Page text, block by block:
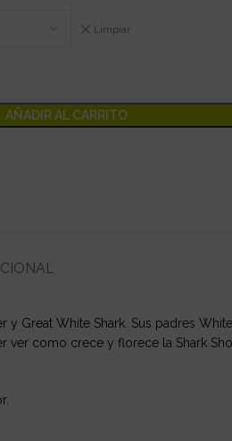
Limpiar
AÑADIR AL CARRITO
Great White Shark. Sus padres
ver como crece y florece la Shark